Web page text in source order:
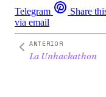
Telegram
Share
via email
ANTERIOR
La Unhackathon